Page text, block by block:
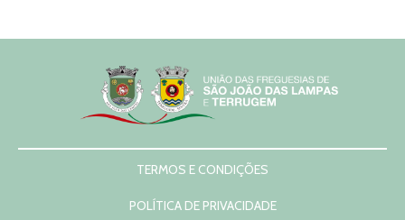
TERMOS E CONDIÇÕES
POLÍTICA DE PRIVACIDADE